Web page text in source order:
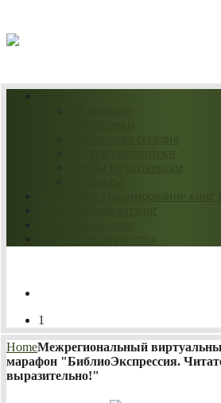
1
HomeМежрегиональный
марафон "БиблиоЭкспрессия.
выразительно!"